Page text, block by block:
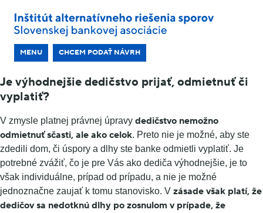
MENU CHCEM PODAŤ NÁVRH
Je výhodnejšie dedičstvo prijať, odmietnuť či
vyplatiť?
V zmysle platnej právnej úpravy dedičstvo nemožno
odmietnuť sčasti, ale ako celok. Preto nie je možné, aby ste
zdedili dom, či úspory a dlhy ste banke odmietli vyplatiť. Je
potrebné zvážiť, čo je pre Vás ako dediča výhodnejšie, je to
však individuálne, prípad od prípadu, a nie je možné
jednoznačne zaujať k tomu stanovisko. V zásade však platí, že
dedičov sa nedotknú dlhy po zosnulom v prípade, že